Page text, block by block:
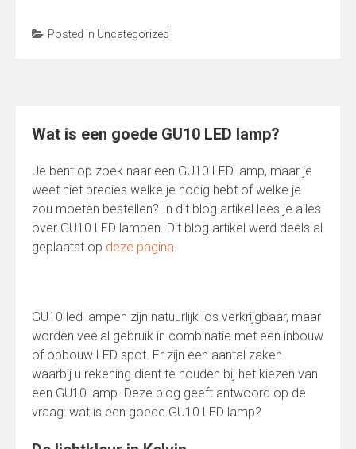
Posted in Uncategorized
Wat is een goede GU10 LED lamp?
Je bent op zoek naar een GU10 LED lamp, maar je
weet niet precies welke je nodig hebt of welke je
zou moeten bestellen? In dit blog artikel lees je alles
over GU10 LED lampen. Dit blog artikel werd deels al
geplaatst op deze pagina.
GU10 led lampen zijn natuurlijk los verkrijgbaar, maar
worden veelal gebruik in combinatie met een inbouw
of opbouw LED spot. Er zijn een aantal zaken
waarbij u rekening dient te houden bij het kiezen van
een GU10 lamp. Deze blog geeft antwoord op de
vraag: wat is een goede GU10 LED lamp?